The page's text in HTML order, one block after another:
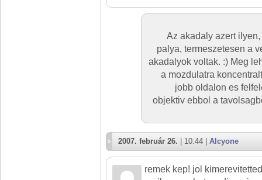
Az akadaly azert
palya, termeszetesen a
akadalyok voltak. :) Meg
a mozdulatra
jobb oldalon es
objektiv ebbol a
2007. február 26. | 10:44 | Alcyone
remek kep! jol